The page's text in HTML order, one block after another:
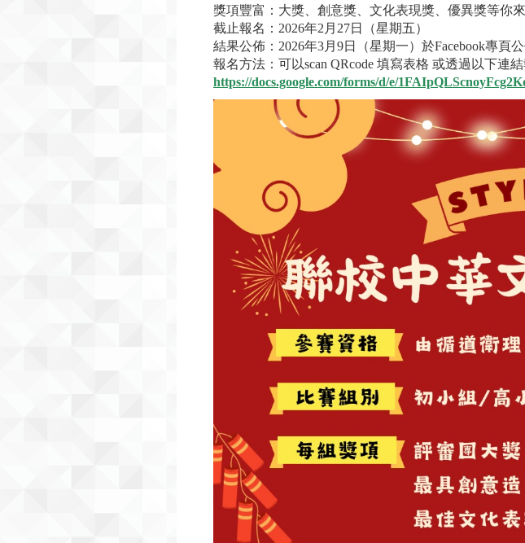
獎項豐富：大獎、創意獎、文化表現獎、優異獎等你來
截止報名：2026年2月27日（星期五）
結果公佈：2026年3月9日（星期一）於Facebook專頁
報名方法：可以scan QRcode 填寫表格 或透過以下連
https://docs.google.com/forms/d/e/